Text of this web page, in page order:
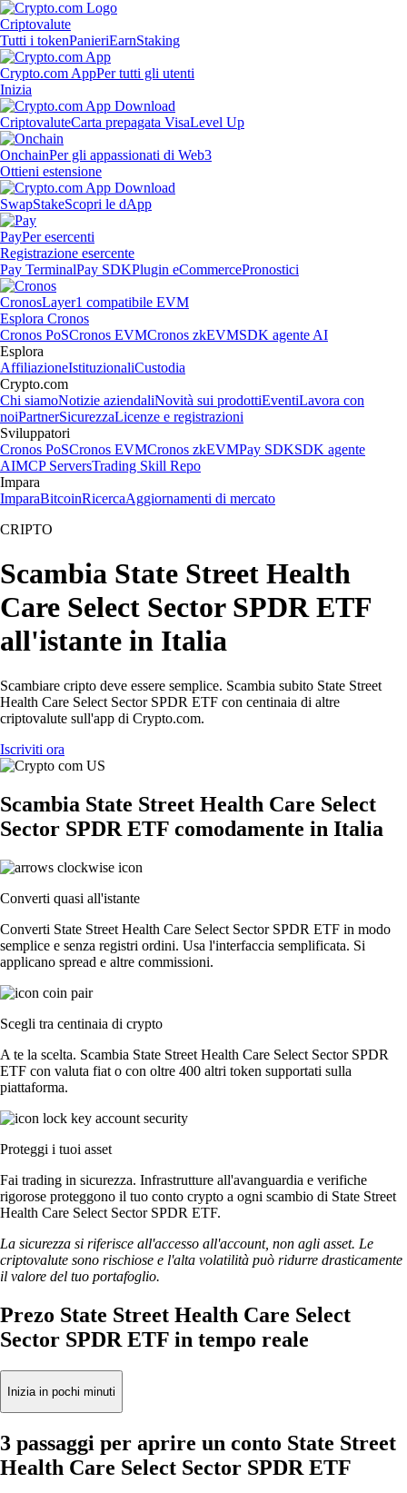
Criptovalute
Tutti i tokenPanieriEarnStaking
Crypto.com AppPer tutti gli utenti
Inizia
CriptovaluteCarta prepagata VisaLevel Up
OnchainPer gli appassionati di Web3
Ottieni estensione
SwapStakeScopri le dApp
PayPer esercenti
Registrazione esercente
Pay TerminalPay SDKPlugin eCommercePronostici
CronosLayer1 compatibile EVM
Esplora Cronos
Cronos PoSCronos EVMCronos zkEVMSDK agente AI
Esplora
AffiliazioneIstituzionaliCustodia
Crypto.com
Chi siamoNotizie aziendaliNovità sui prodottiEventiLavora con
noiPartnerSicurezzaLicenze e registrazioni
Sviluppatori
Cronos PoSCronos EVMCronos zkEVMPay SDKSDK agente
AIMCP ServersTrading Skill Repo
Impara
ImparaBitcoinRicercaAggiornamenti di mercato
CRIPTO
Scambia State Street Health
Care Select Sector SPDR ETF
all'istante in Italia
Scambiare cripto deve essere semplice. Scambia subito State Street
Health Care Select Sector SPDR ETF con centinaia di altre
criptovalute sull'app di Crypto.com.
Iscriviti ora
Scambia State Street Health Care Select
Sector SPDR ETF comodamente in Italia
Converti quasi all'istante
Converti State Street Health Care Select Sector SPDR ETF in modo
semplice e senza registri ordini. Usa l'interfaccia semplificata. Si
applicano spread e altre commissioni.
Scegli tra centinaia di crypto
A te la scelta. Scambia State Street Health Care Select Sector SPDR
ETF con valuta fiat o con oltre 400 altri token supportati sulla
piattaforma.
Proteggi i tuoi asset
Fai trading in sicurezza. Infrastrutture all'avanguardia e verifiche
rigorose proteggono il tuo conto crypto a ogni scambio di State Street
Health Care Select Sector SPDR ETF.
La sicurezza si riferisce all'accesso all'account, non agli asset. Le
criptovalute sono rischiose e l'alta volatilità può ridurre drasticamente
il valore del tuo portafoglio.
Prezo State Street Health Care Select
Sector SPDR ETF in tempo reale
Inizia in pochi minuti
3 passaggi per aprire un conto State Street
Health Care Select Sector SPDR ETF